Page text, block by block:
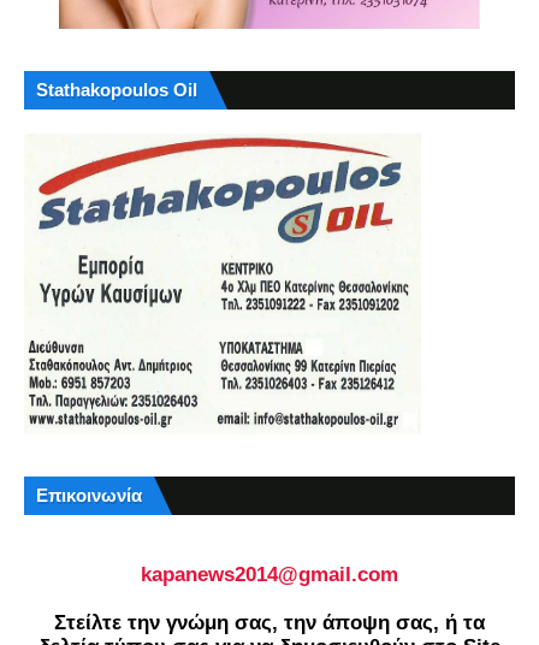
Stathakopoulos Oil
Επικοινωνία
kapanews2014@gmail.com
Στείλτε την γνώμη σας, την άποψη σας, ή τα